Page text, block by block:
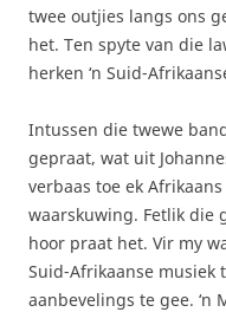
twee outjies langs ons
het. Ten spyte van die
herken ‘n Suid-
Intussen die twewe
gepraat, wat uit
verbaas toe ek
waarskuwing. Fetlik die
hoor praat het. Vir my
Suid-Afrikaanse musiek
aanbevelings te gee. ‘n